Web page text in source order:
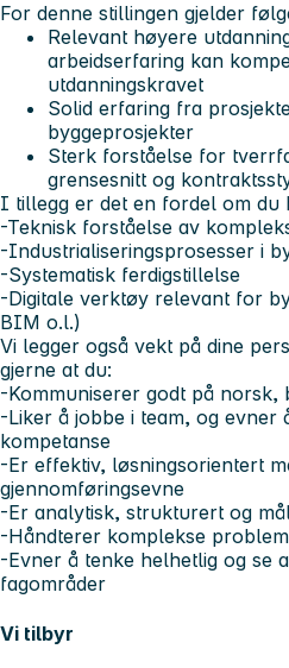
For denne stillingen gjelder
Relevant høyere
arbeidserfaring kan
utdanningskravet
Solid erfaring fra
byggeprosjekter
Sterk forståelse for
grensesnitt og
I tillegg er det en fordel om du
-Teknisk forståelse av
-Industrialiseringsprosesser i
-Systematisk ferdigstillelse
-Digitale verktøy relevant for
BIM o.l.)
Vi legger også vekt på dine
gjerne at du:
-Kommuniserer godt på norsk,
-Liker å jobbe i team, og evner
kompetanse
-Er effektiv, løsningsorientert
gjennomføringsevne
-Er analytisk, strukturert og
-Håndterer komplekse
-Evner å tenke helhetlig og se
fagområder
Vi tilbyr